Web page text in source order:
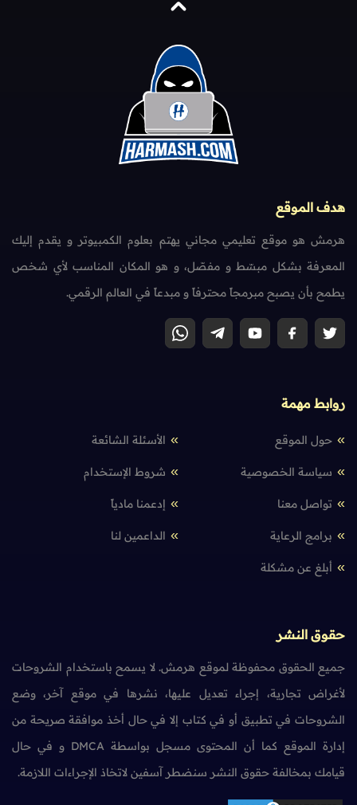
هدف الموقع
هرمش هو موقع تعليمي مجاني يهتم بعلوم الكمبيوتر و يقدم إليك
المعرفة بشكل مبسّط و مفصّل، و هو المكان المناسب لأي شخص
يطمح بأن يصبح مبرمجاً محترفاً و مبدعاً في العالم الرقمي.
روابط مهمة
حول الموقع الأسئلة الشائعة
سياسة الخصوصية شروط الإستخدام
تواصل معنا إدعمنا مادياً
برامج الرعاية الداعمين لنا
أبلغ عن مشكلة
حقوق النشر
جميع الحقوق محفوظة لموقع هرمش. لا يسمح باستخدام الشروحات
لأغراض تجارية، إجراء تعديل عليها، نشرها في موقع آخر، وضع
الشروحات في تطبيق أو في كتاب إلا في حال أخذ موافقة صريحة من
إدارة الموقع كما أن المحتوى مسجل بواسطة DMCA و في حال
قيامك بمخالفة حقوق النشر سنضطر آسفين لاتخاذ الإجراءات اللازمة.